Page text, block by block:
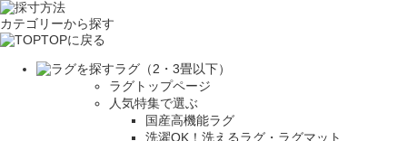
カテゴリーから探す
TOPに戻る
ラグ（2・3畳以下）
ラグトップページ
人気特集で選ぶ
国産高機能ラグ
洗濯OK！洗えるラグ・ラグマット